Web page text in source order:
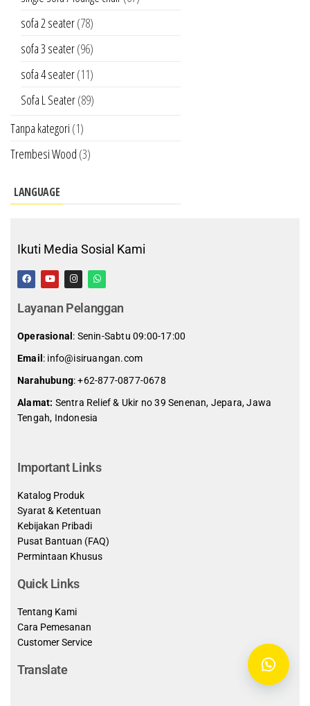
sofa 2 seater(78)
sofa 3 seater(96)
sofa 4 seater(11)
Sofa L Seater(89)
Tanpa kategori (1)
Trembesi Wood (3)
LANGUAGE
Ikuti Media Sosial Kami
Layanan Pelanggan
Operasional : Senin-Sabtu 09:00-17:00
Email : info@isiruangan.com
Narahubung:+62-877-0877-0678
Alamat: Sentra Relief & Ukir no 39 Senenan, Jepara, Jawa
Tengah, Indonesia
Important Links
Katalog Produk
Syarat & Ketentuan
Kebijakan Pribadi
Pusat Bantuan (FAQ)
Permintaan Khusus
Quick Links
Tentang Kami
Cara Pemesanan
Customer Service
Translate